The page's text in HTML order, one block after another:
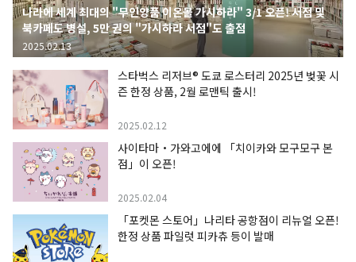
나라에 세계 최대의 "무인양품 이온몰 가시하라" 3/1 오픈! 서점 및
북카페도 병설, 5만 권의 "가시하라 서점"도 출점
2025.02.13
스타벅스 리저브® 도쿄 로스터리 2025년 벚꽃 시
즌 한정 상품, 2월 로맨틱 출시!
2025.02.12
사이타마・가와고에에 「치이카와 모구모구 본
점」이 오픈!
2025.02.04
「포켓몬 스토어」나리타 공항점이 리뉴얼 오픈!
한정 상품 파일럿 피카츄 등이 발매